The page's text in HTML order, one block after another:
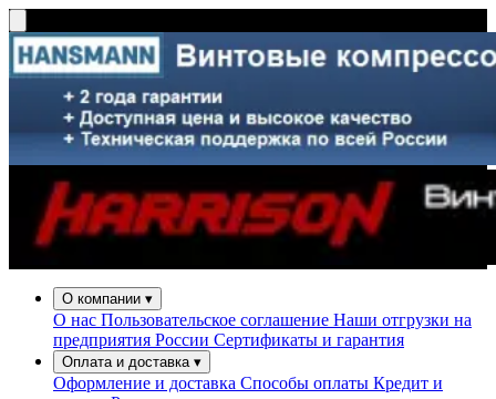
О компании ▾
О нас Пользовательское соглашение Наши отгрузки на
предприятия России Сертификаты и гарантия
Оплата и доставка ▾
Оформление и доставка Способы оплаты Кредит и